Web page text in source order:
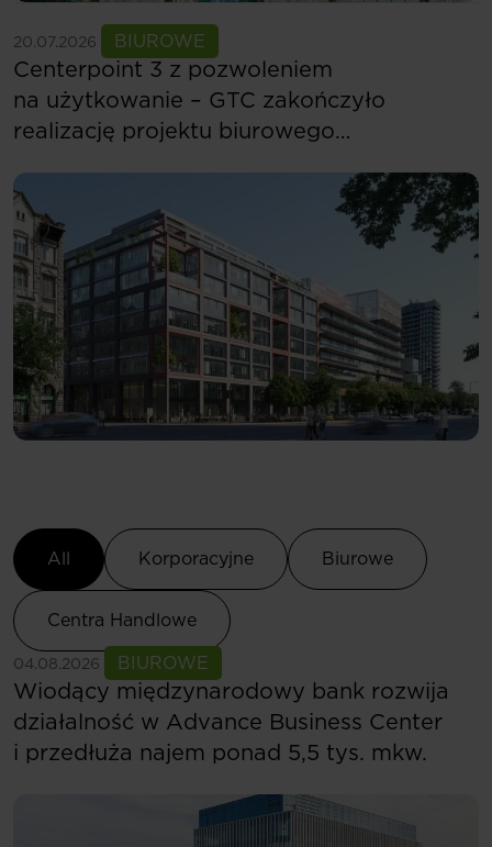
20.07.2026 BIUROWE
Centerpoint 3 z pozwoleniem
na użytkowanie – GTC zakończyło
realizację projektu biurowego
Select Category
All
Korporacyjne Biurowe
Centra Handlowe
04.08.2026 BIUROWE
Wiodący międzynarodowy bank rozwija
działalność w Advance Business Center
i przedłuża najem ponad 5,5 tys. mkw.
Zobacz więcej